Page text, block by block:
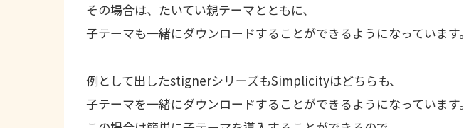
その場合は、たいてい親テーマとともに、
子テーマも一緒にダウンロードすることができるようになっています。
例として出したstignerシリーズもSimplicityはどちらも、
子テーマを一緒にダウンロードすることができるようになっています。